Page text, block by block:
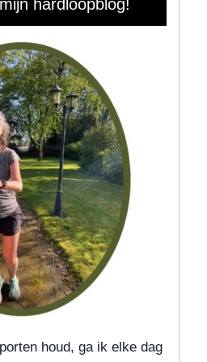
hardloopblog!
houd, ga ik elke dag